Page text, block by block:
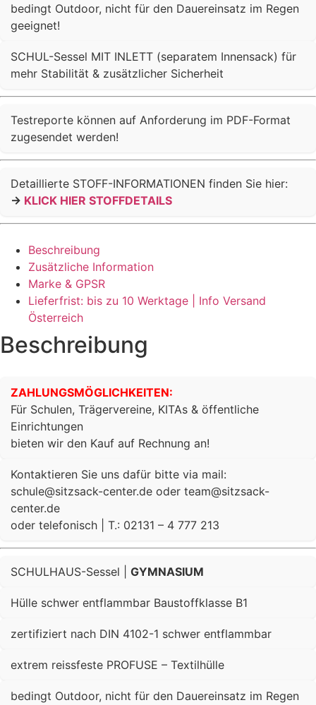
bedingt Outdoor, nicht für den Dauereinsatz im Regen
geeignet!
SCHUL-Sessel MIT INLETT (separatem Innensack) für
mehr Stabilität & zusätzlicher Sicherheit
Testreporte können auf Anforderung im PDF-Format
zugesendet werden!
Detaillierte STOFF-INFORMATIONEN finden Sie hier:
-> KLICK HIER STOFFDETAILS
Beschreibung
Zusätzliche Information
Marke & GPSR
Lieferfrist: bis zu 10 Werktage | Info Versand
Österreich
Beschreibung
ZAHLUNGSMÖGLICHKEITEN:
Für Schulen, Trägervereine, KITAs & öffentliche
Einrichtungen
bieten wir den Kauf auf Rechnung an!
Kontaktieren Sie uns dafür bitte via mail:
schule@sitzsack-center.de oder team@sitzsack-
center.de
oder telefonisch | T.: 02131 – 4 777 213
SCHULHAUS-Sessel | GYMNASIUM
Hülle schwer entflammbar Baustoffklasse B1
zertifiziert nach DIN 4102-1 schwer entflammbar
extrem reissfeste PROFUSE – Textilhülle
bedingt Outdoor, nicht für den Dauereinsatz im Regen